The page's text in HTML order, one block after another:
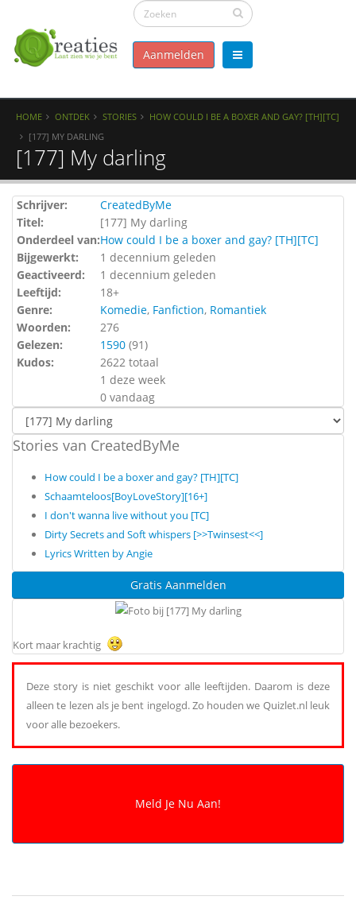
Aanmelden
HOME ONTDEK STORIES
HOW COULD I BE A BOXER AND GAY? [TH][TC]
[177] MY DARLING
[177] My darling
Schrijver:
CreatedByMe
Titel:
[177] My darling
Onderdeel van:How could I be a boxer and gay? [TH][TC]
Bijgewerkt:
1 decennium geleden
Geactiveerd:
1 decennium geleden
Leeftijd:
18+
Genre:
Komedie, Fanfiction, Romantiek
Woorden:
276
Gelezen:
1590 (91)
Kudos:
2622 totaal
1 deze week
0 vandaag
Stories van CreatedByMe
How could I be a boxer and gay? [TH][TC]
Schaamteloos[BoyLoveStory][16+]
I don't wanna live without you [TC]
Dirty Secrets and Soft whispers [>>Twinsest<<]
Lyrics Written by Angie
Gratis Aanmelden
Kort maar krachtig
Deze story is niet geschikt voor alle leeftijden. Daarom is deze
alleen te lezen als je bent ingelogd. Zo houden we Quizlet.nl leuk
voor alle bezoekers.